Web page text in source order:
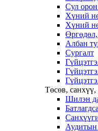
Сул
Хүний
Хүний
Албан
Сургалт
Төсөв,
Шилэн
Аудитын